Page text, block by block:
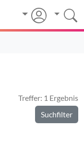
Treffer: 1 Ergebnis
Suchfilter